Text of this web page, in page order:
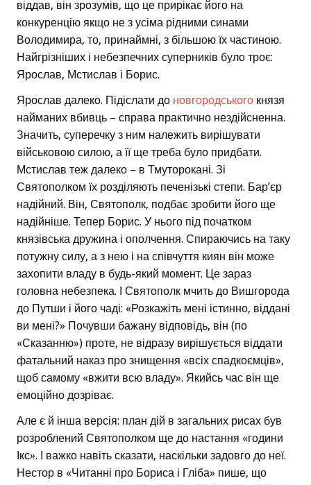
віддав, він зрозумів, що це прирікає його на
конкуренцію якщо не з усіма рідними синами
Володимира, то, принаймні, з більшою їх частиною.
Найгрізніших і небезпечних суперників було троє:
Ярослав, Мстислав і Борис.
Ярослав далеко. Підіслати до новгородського князя
найманих вбивць – справа практично нездійсненна.
Значить, суперечку з ним належить вирішувати
військовою силою, а її ще треба було придбати.
Мстислав теж далеко – в Тмуторокані. Зі
Святополком їх розділяють печенізькі степи. Бар’єр
надійний. Він, Святополк, подбає зробити його ще
надійніше. Тепер Борис. У нього під початком
князівська дружина і ополчення. Спираючись на таку
потужну силу, а з нею і на співчуття киян він може
захопити владу в будь-який момент. Це зараз
головна небезпека. І Святополк мчить до Вишгорода
до Путши і його чаді: «Розкажіть мені істинно, віддані
ви мені?» Почувши бажану відповідь, він (по
«Сказанню») проте, не відразу вирішується віддати
фатальний наказ про знищення «всіх спадкоємців»,
щоб самому «вжити всю владу». Якийсь час він ще
емоційно дозріває.
Але є й інша версія: план дій в загальних рисах був
розроблений Святополком ще до настання «години
Ікс». І важко навіть сказати, наскільки задовго до неї.
Нестор в «Читанні про Бориса і Гліба» пише, що